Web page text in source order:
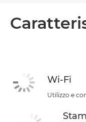
ACQUISTA
Wi-Fi
Utilizzo e